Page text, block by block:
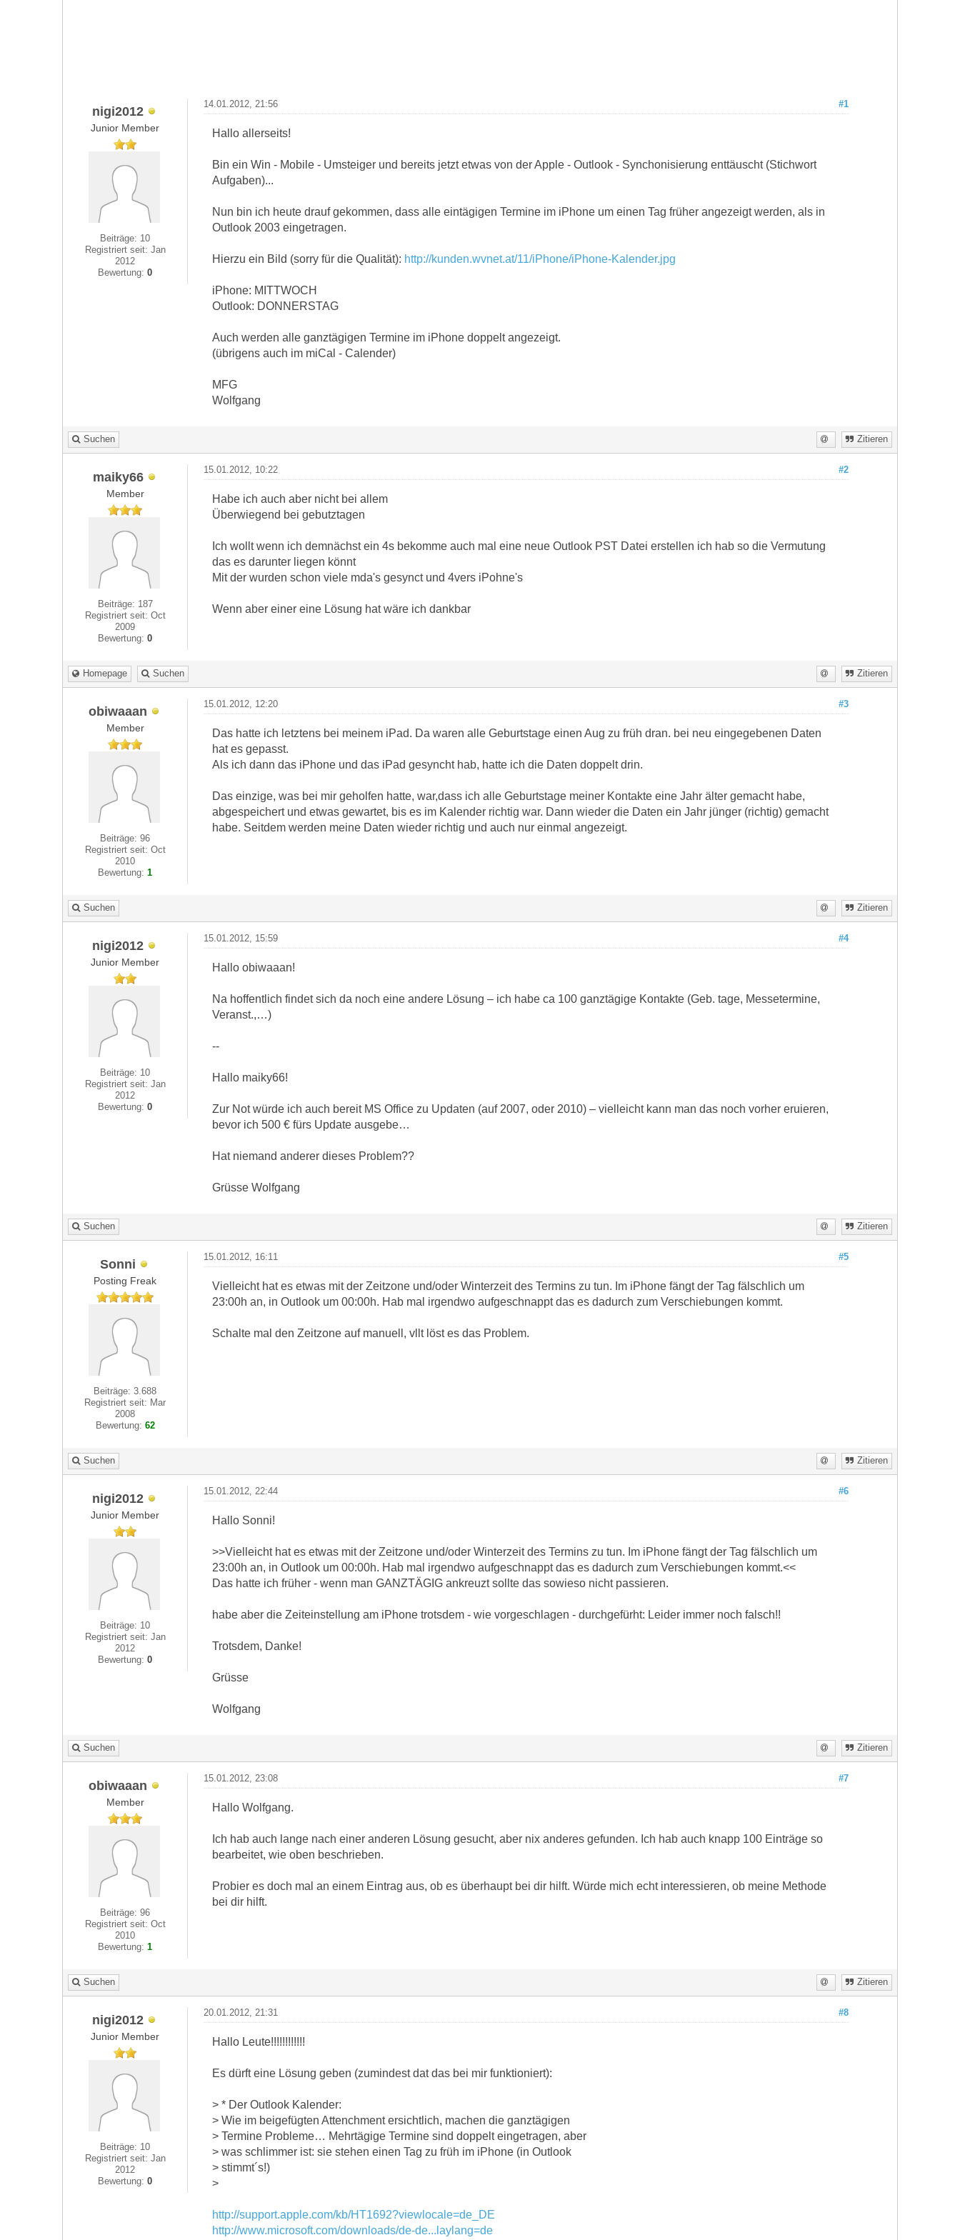
nigi2012
Junior Member
Beiträge: 10
Registriert seit: Jan
2012
Bewertung:0
#1
14.01.2012, 21:56
Hallo allerseits!
Bin ein Win - Mobile - Umsteiger und bereits jetzt etwas von der Apple - Outlook - Synchonisierung enttäuscht (Stichwort
Aufgaben)...
Nun bin ich heute drauf gekommen, dass alle eintägigen Termine im iPhone um einen Tag früher angezeigt werden, als in
Outlook 2003 eingetragen.
Hierzu ein Bild (sorry für die Qualität): http://kunden.wvnet.at/11/iPhone/iPhone-Kalender.jpg
iPhone: MITTWOCH
Outlook: DONNERSTAG
Auch werden alle ganztägigen Termine im iPhone doppelt angezeigt.
(übrigens auch im miCal - Calender)
MFG
Wolfgang
Suchen Zitieren
maiky66
Member
Beiträge: 187
Registriert seit: Oct
2009
Bewertung:0
#2
15.01.2012, 10:22
Habe ich auch aber nicht bei allem
Überwiegend bei gebutztagen
Ich wollt wenn ich demnächst ein 4s bekomme auch mal eine neue Outlook PST Datei erstellen ich hab so die Vermutung
das es darunter liegen könnt
Mit der wurden schon viele mda's gesynct und 4vers iPohne's
Wenn aber einer eine Lösung hat wäre ich dankbar
Homepage Suchen Zitieren
obiwaaan
Member
Beiträge: 96
Registriert seit: Oct
2010
Bewertung:1
#3
15.01.2012, 12:20
Das hatte ich letztens bei meinem iPad. Da waren alle Geburtstage einen Aug zu früh dran. bei neu eingegebenen Daten
hat es gepasst.
Als ich dann das iPhone und das iPad gesyncht hab, hatte ich die Daten doppelt drin.
Das einzige, was bei mir geholfen hatte, war,dass ich alle Geburtstage meiner Kontakte eine Jahr älter gemacht habe,
abgespeichert und etwas gewartet, bis es im Kalender richtig war. Dann wieder die Daten ein Jahr jünger (richtig) gemacht
habe. Seitdem werden meine Daten wieder richtig und auch nur einmal angezeigt.
Suchen Zitieren
nigi2012
Junior Member
Beiträge: 10
Registriert seit: Jan
2012
Bewertung:0
#4
15.01.2012, 15:59
Hallo obiwaaan!
Na hoffentlich findet sich da noch eine andere Lösung – ich habe ca 100 ganztägige Kontakte (Geb. tage, Messetermine,
Veranst.,…)
--
Hallo maiky66!
Zur Not würde ich auch bereit MS Office zu Updaten (auf 2007, oder 2010) – vielleicht kann man das noch vorher eruieren,
bevor ich 500 € fürs Update ausgebe…
Hat niemand anderer dieses Problem??
Grüsse Wolfgang
Suchen Zitieren
Sonni
Posting Freak
Beiträge: 3.688
Registriert seit: Mar
2008
Bewertung: 62
#5
15.01.2012, 16:11
Vielleicht hat es etwas mit der Zeitzone und/oder Winterzeit des Termins zu tun. Im iPhone fängt der Tag fälschlich um
23:00h an, in Outlook um 00:00h. Hab mal irgendwo aufgeschnappt das es dadurch zum Verschiebungen kommt.
Schalte mal den Zeitzone auf manuell, vllt löst es das Problem.
Suchen Zitieren
nigi2012
Junior Member
Beiträge: 10
Registriert seit: Jan
2012
Bewertung:0
#6
15.01.2012, 22:44
Hallo Sonni!
>>Vielleicht hat es etwas mit der Zeitzone und/oder Winterzeit des Termins zu tun. Im iPhone fängt der Tag fälschlich um
23:00h an, in Outlook um 00:00h. Hab mal irgendwo aufgeschnappt das es dadurch zum Verschiebungen kommt.<<
Das hatte ich früher - wenn man GANZTÄGIG ankreuzt sollte das sowieso nicht passieren.
habe aber die Zeiteinstellung am iPhone trotsdem - wie vorgeschlagen - durchgefürht: Leider immer noch falsch!!
Trotsdem, Danke!
Grüsse
Wolfgang
Suchen Zitieren
obiwaaan
Member
Beiträge: 96
Registriert seit: Oct
2010
Bewertung:1
#7
15.01.2012, 23:08
Hallo Wolfgang.
Ich hab auch lange nach einer anderen Lösung gesucht, aber nix anderes gefunden. Ich hab auch knapp 100 Einträge so
bearbeitet, wie oben beschrieben.
Probier es doch mal an einem Eintrag aus, ob es überhaupt bei dir hilft. Würde mich echt interessieren, ob meine Methode
bei dir hilft.
Suchen Zitieren
nigi2012
Junior Member
Beiträge: 10
Registriert seit: Jan
2012
Bewertung:0
#8
20.01.2012, 21:31
Hallo Leute!!!!!!!!!!!!
Es dürft eine Lösung geben (zumindest dat das bei mir funktioniert):
> * Der Outlook Kalender:
> Wie im beigefügten Attenchment ersichtlich, machen die ganztägigen
> Termine Probleme… Mehrtägige Termine sind doppelt eingetragen, aber
> was schlimmer ist: sie stehen einen Tag zu früh im iPhone (in Outlook
> stimmt´s!)
>
http://support.apple.com/kb/HT1692?viewlocale=de_DE
http://www.microsoft.com/downloads/de-de...laylang=de